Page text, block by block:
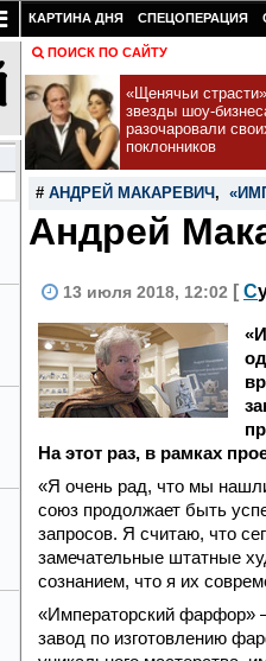
КАРТИНА ДНЯ СПЕЦОПЕРАЦИЯ
ПОИСК ПО САЙТУ
«Щенячьи
звезды шоу-
разочаровали
поклонников
# АНДРЕЙ МАКАРЕВИЧ ,
Андрей
13 июля 2018, 12:02 [ С
На этот раз, в рамках
«Я очень рад, что мы
союз продолжает быть
запросов. Я считаю, что
замечательные штатные
сознанием, что я их
«Императорский фарфор»
завод по изготовлению